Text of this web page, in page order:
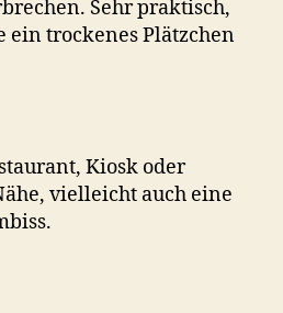
Sehr praktisch,
ein trockenes Plätzchen
Kiosk oder
vielleicht auch eine